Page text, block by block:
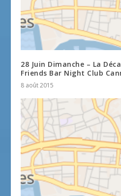
28 Juin Dimanche – La
Friends Bar Night Club
8 août 2015